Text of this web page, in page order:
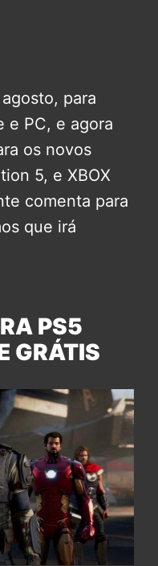
para
e PC, e agora
os novos
5, e XBOX
comenta para
que irá
PS5
GRÁTIS